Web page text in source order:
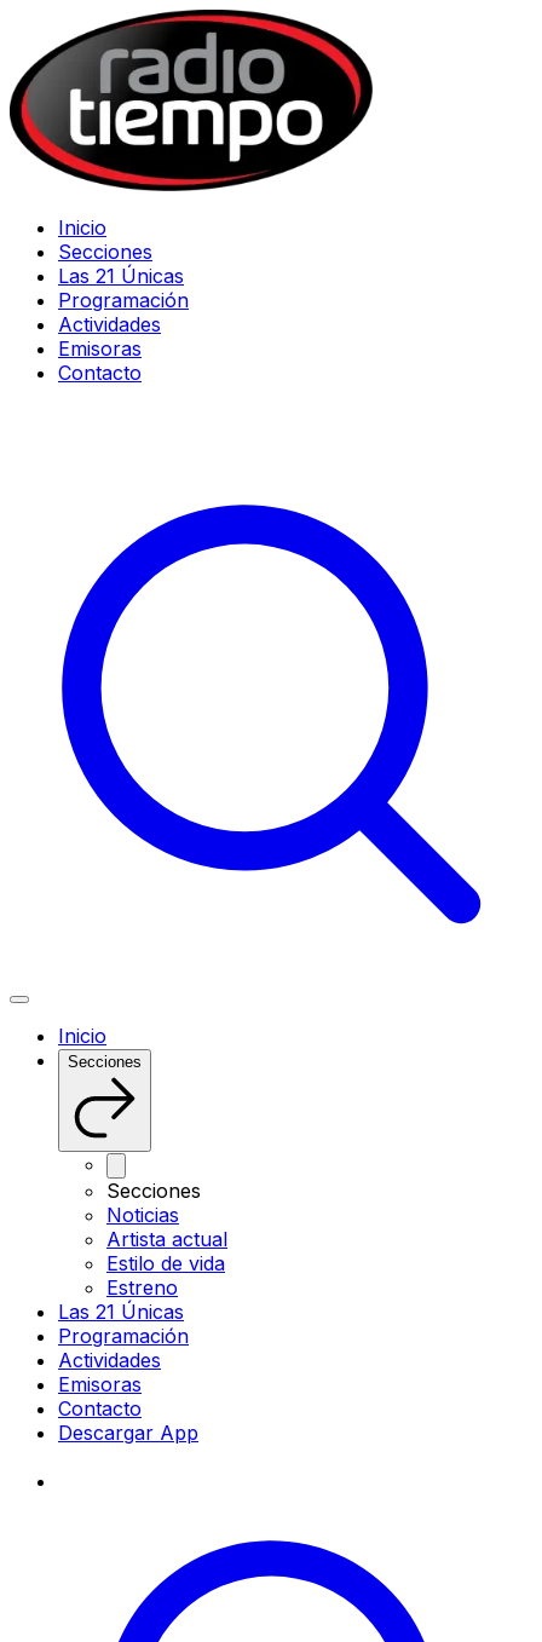
Inicio
Secciones
Las 21 Únicas
Programación
Actividades
Emisoras
Contacto
Inicio
Secciones
Secciones
Noticias
Artista actual
Estilo de vida
Estreno
Las 21 Únicas
Programación
Actividades
Emisoras
Contacto
Descargar App